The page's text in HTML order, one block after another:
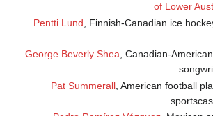
of Lower
Pentti Lund , Finnish-Canadian ice
George Beverly Shea, Canadian-
Pat Summerall, American football